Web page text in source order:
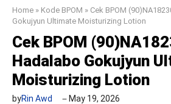
Home » Kode BPOM » Cek BPOM
Gokujyun Ultimate Moisturizing Lotion
Cek BPOM
Hadalabo Gokujyun
Moisturizing Lotion
byRin Awd May 19, 2026